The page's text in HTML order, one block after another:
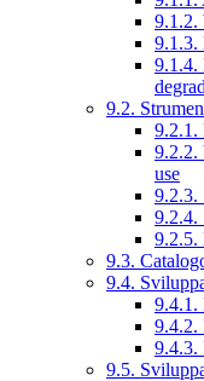
9.1.2.
9.1.3.
9.1.4.
9.2.
9.2.1.
9.2.2.
use
9.2.3.
9.2.4.
9.2.5.
9.3.
9.4.
9.4.1.
9.4.2.
9.4.3.
9.5.